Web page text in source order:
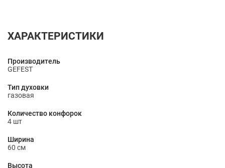
ХАРАКТЕРИСТИКИ
Производитель
GEFEST
Тип духовки
газовая
Количество конфорок
4 шт
Ширина
60 см
Высота